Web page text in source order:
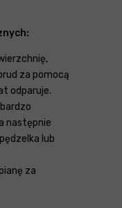
za pomocą
odparuje.
następnie
lub
za